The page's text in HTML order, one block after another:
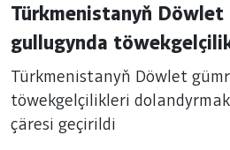
Türkmenistanyň Döwlet
gullugynda
boýunça okuw çäresi
Türkmenistanyň Döwlet
töwekgelçilikleri
çäresi geçirildi